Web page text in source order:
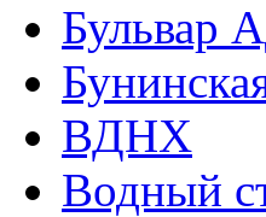
Бульвар
ВДНХ
Водный